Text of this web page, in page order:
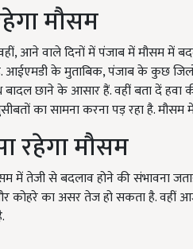
मौसम
आने वाले दिनों में पंजाब में मौसम में
आईएमडी के मुताबिक, पंजाब के कुछ
छाने के आसार हैं. वहीं बता दें हवा
का सामना करना पड़ रहा है.
रहेगा मौसम
में तेजी से बदलाव होने की संभावना
कोहरे का असर तेज हो सकता है. वहीं